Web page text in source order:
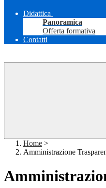
Didattica
Panoramica
Offerta formativa
Contatti
Home >
Amministrazione